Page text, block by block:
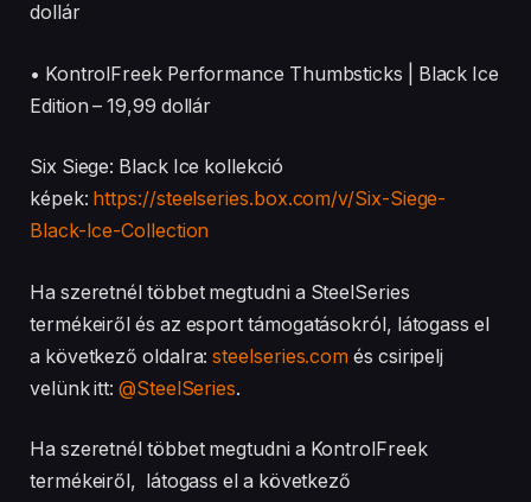
dollár
• KontrolFreek Performance Thumbsticks | Black Ice
Edition – 19,99 dollár​​​​​​​
Six Siege: Black Ice kollekció
képek: https://steelseries.box.com/v/Six-Siege-
Black-Ice-Collection
Ha szeretnél többet megtudni a SteelSeries
termékeiről és az esport támogatásokról, látogass el
a következő oldalra:steelseries.com és csiripelj
velünk itt:@SteelSeries.
Ha szeretnél többet megtudni a KontrolFreek
termékeiről, látogass el a következő